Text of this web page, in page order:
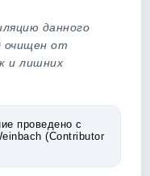
данного
очищен от
и лишних
проведено с
(Contributor